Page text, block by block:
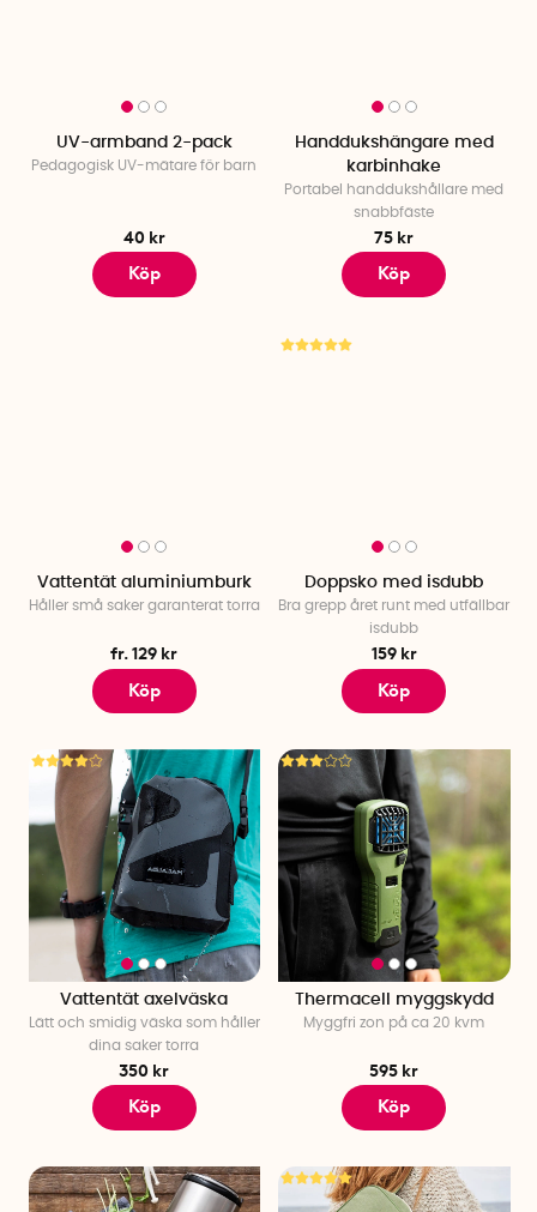
UV-armband 2-pack
Pedagogisk UV-mätare för barn
40 kr
Köp
Handdukshängare med
karbinhake
Portabel handdukshållare med
snabbfäste
75 kr
Köp
Vattentät aluminiumburk
Håller små saker garanterat torra
fr. 129 kr
Köp
Doppsko med isdubb
Bra grepp året runt med utfällbar
isdubb
159 kr
Köp
Vattentät axelväska
Lätt och smidig väska som håller
dina saker torra
350 kr
Köp
Thermacell myggskydd
Myggfri zon på ca 20 kvm
595 kr
Köp